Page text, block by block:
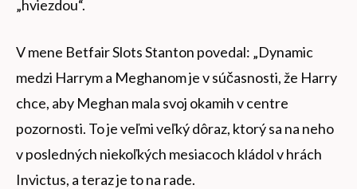
„hviezdou“.
V mene Betfair Slots Stanton povedal: „Dynamic
medzi Harrym a Meghanom je v súčasnosti, že Harry
chce, aby Meghan mala svoj okamih v centre
pozornosti. To je veľmi veľký dôraz, ktorý sa na neho
v posledných niekoľkých mesiacoch kládol v hrách
Invictus, a teraz je to na rade.